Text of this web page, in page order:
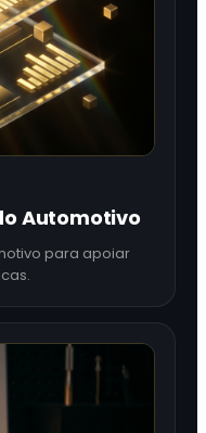
Automotivo
para apoiar